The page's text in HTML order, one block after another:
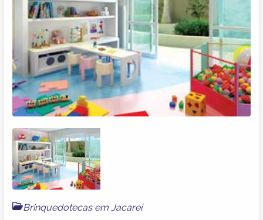
Brinquedotecas em Jacareí